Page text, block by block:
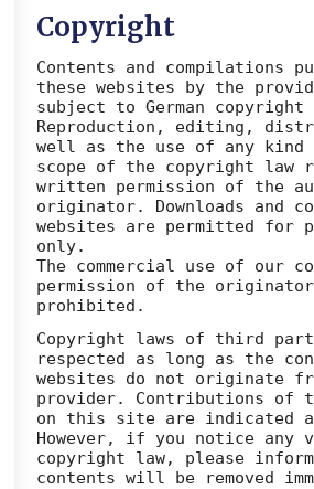
Copyright
Contents and compilations
these websites by the
subject to German copyright
Reproduction, editing,
well as the use of any kind
scope of the copyright law
written permission of the
originator. Downloads and
websites are permitted for
only.
The commercial use of our
permission of the
prohibited.
Copyright laws of third
respected as long as the
websites do not originate
provider. Contributions of
on this site are indicated
However, if you notice any
copyright law, please
contents will be removed